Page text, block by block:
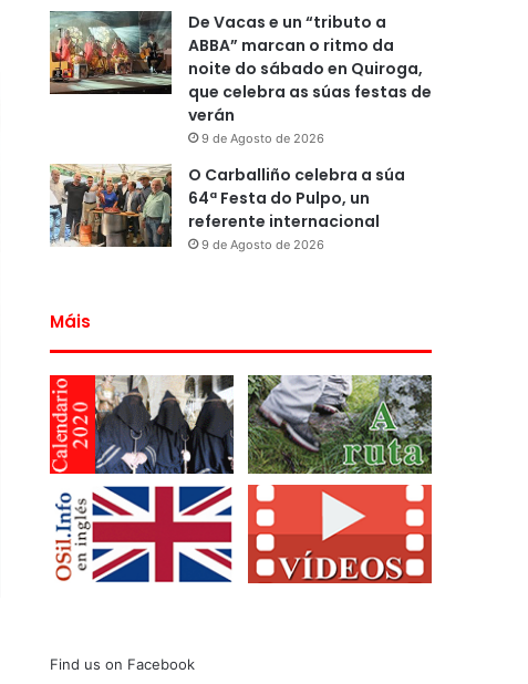
De Vacas e un “tributo a
ABBA” marcan o ritmo da
noite do sábado en Quiroga,
que celebra as súas festas de
verán
9 de Agosto de 2026
O Carballiño celebra a súa
64ª Festa do Pulpo, un
referente internacional
9 de Agosto de 2026
Máis
Find us on Facebook